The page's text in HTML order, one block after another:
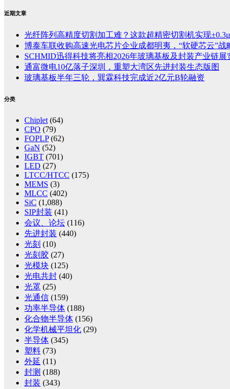
近期文章
光纤阵列高精度切割加工难？这款超精密切割机实现
博泰车联收购高速光电芯片企业成都明夷，“软硬芯云”战
SCHMID迅得科技将亮相2026年玻璃基板及封装产业链展
通富微电10亿落子深圳，重塑大湾区先进封装生态版图
玻璃基板半年三轮，巽霖科技完成近2亿元B轮融资
分类
Chiplet (64)
CPO (79)
FOPLP(62)
GaN (52)
IGBT (701)
LED (27)
LTCC/HTCC (175)
MEMS (3)
MLCC (402)
SiC (1,088)
SIP封装 (41)
会议、论坛 (116)
先进封装 (440)
光刻 (10)
光刻胶 (27)
光模块 (125)
光电共封 (40)
光罩 (25)
光通信 (159)
功率半导体 (188)
化合物半导体 (156)
化学机械平坦化 (29)
半导体 (345)
塑料 (73)
外延 (11)
封测 (188)
封装 (343)